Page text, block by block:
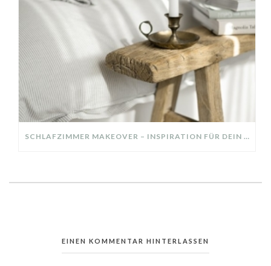
SCHLAFZIMMER MAKEOVER – INSPIRATION FÜR DEIN SCHLAFZIMMER: AUS ALT MACH NEU – HELL, GEMÜTLICH UND EINLADEND
EINEN KOMMENTAR HINTERLASSEN